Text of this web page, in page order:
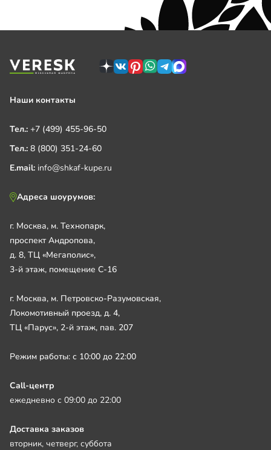
Наши контакты
Тел.: +7 (499) 455-96-50
Тел.: 8 (800) 351-24-60
E.mail: info@shkaf-kupe.ru
Адреса шоурумов:
г. Москва, м. Технопарк,
проспект Андропова,
д. 8, ТЦ «Мегаполис»,
3-й этаж, помещение С-16
г. Москва, м. Петровско-Разумовская,
Локомотивный проезд, д. 4,
ТЦ «Парус», 2-й этаж, пав. 207
Режим работы: с 10:00 до 22:00
Call-центр
ежедневно с 09:00 до 22:00
Доставка заказов
вторник, четверг, суббота